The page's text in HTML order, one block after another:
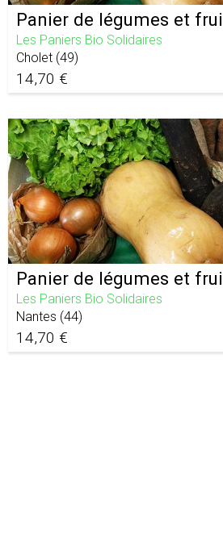
Panier de légumes et
Les Paniers Bio Solidaires
Cholet (49)
14,70 €
Panier de légumes et
Les Paniers Bio Solidaires
Nantes (44)
14,70 €